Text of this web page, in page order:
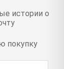
истории о
покупку